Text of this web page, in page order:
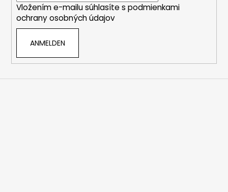
Vložením e-mailu súhlasíte s podmienkami
ochrany osobných údajov
ANMELDEN